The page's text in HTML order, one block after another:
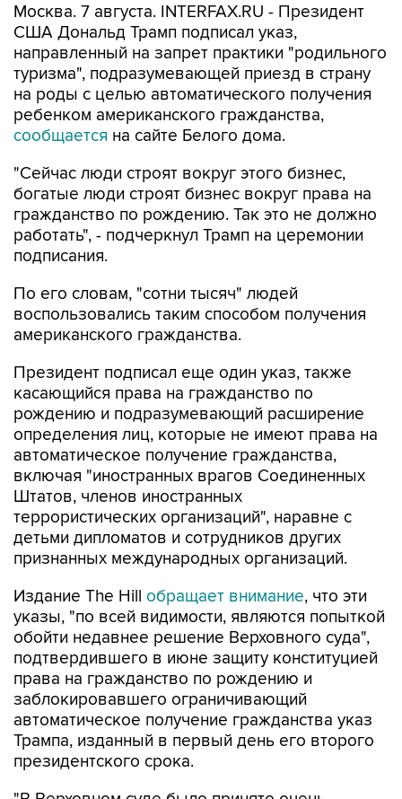
Москва. 7 августа. INTERFAX.RU - Президент
США Дональд Трамп подписал указ,
направленный на запрет практики "родильного
туризма", подразумевающей приезд в страну
на роды с целью автоматического получения
ребенком американского гражданства,
сообщается на сайте Белого дома.
"Сейчас люди строят вокруг этого бизнес,
богатые люди строят бизнес вокруг права на
гражданство по рождению. Так это не должно
работать", - подчеркнул Трамп на церемонии
подписания.
По его словам, "сотни тысяч" людей
воспользовались таким способом получения
американского гражданства.
Президент подписал еще один указ, также
касающийся права на гражданство по
рождению и подразумевающий расширение
определения лиц, которые не имеют права на
автоматическое получение гражданства,
включая "иностранных врагов Соединенных
Штатов, членов иностранных
террористических организаций", наравне с
детьми дипломатов и сотрудников других
признанных международных организаций.
Издание The Hill обращает внимание, что эти
указы, "по всей видимости, являются попыткой
обойти недавнее решение Верховного суда",
подтвердившего в июне защиту конституцией
права на гражданство по рождению и
заблокировавшего ограничивающий
автоматическое получение гражданства указ
Трампа, изданный в первый день его второго
президентского срока.